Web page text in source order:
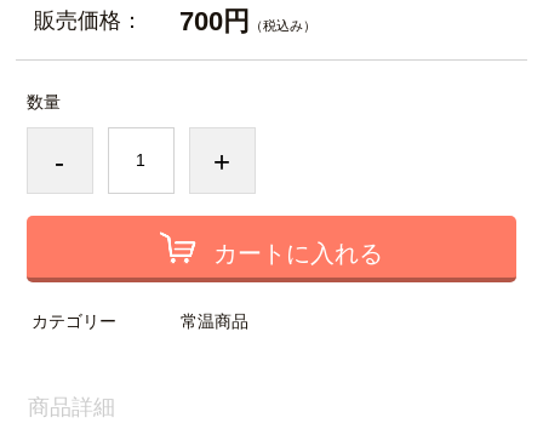
販売価格： 700円 （税込み）
数量
- +
カートに入れる
カテゴリー 常温商品
商品詳細